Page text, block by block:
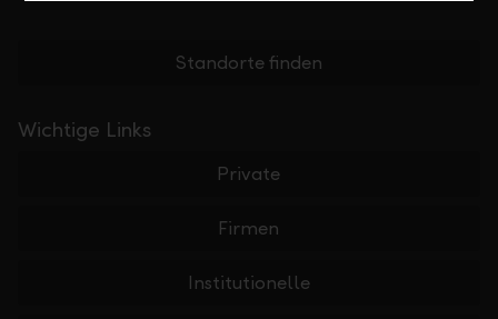
Standorte finden
Wichtige Links
Private
Firmen
Institutionelle